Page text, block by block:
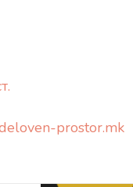
prostor.mk